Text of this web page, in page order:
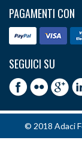
PAGAMENTI CON
SEGUICI SU
© 2018 Adaci